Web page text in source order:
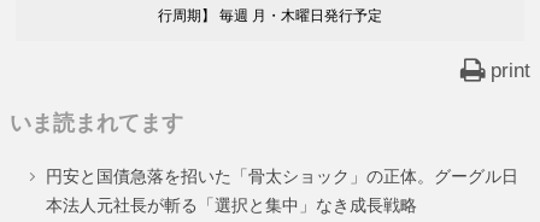
行周期】 毎週 月・木曜日発行予定
print
いま読まれてます
円安と国債急落を招いた「骨太ショック」の正体。グーグル日
本法人元社長が斬る「選択と集中」なき成長戦略